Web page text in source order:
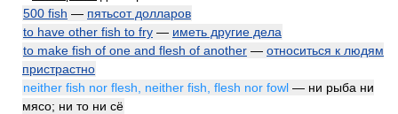
500 fish — пятьсот долларов
to have other fish to fry — иметь другие дела
to make fish of one and flesh of another — относиться к людям
пристрастно
neither fish nor flesh, neither fish, flesh nor fowl — ни рыба ни
мясо; ни то ни сё